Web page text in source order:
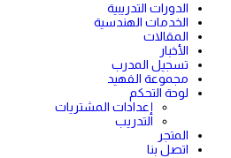
الدورات التدريبية
الخدمات الهندسية
المقالات
الأخبار
تسجيل المدرب
مجموعة الفهيد
لوحة التحكم
إعدادات المشتريات
التدريب
المتجر
اتصل بنا